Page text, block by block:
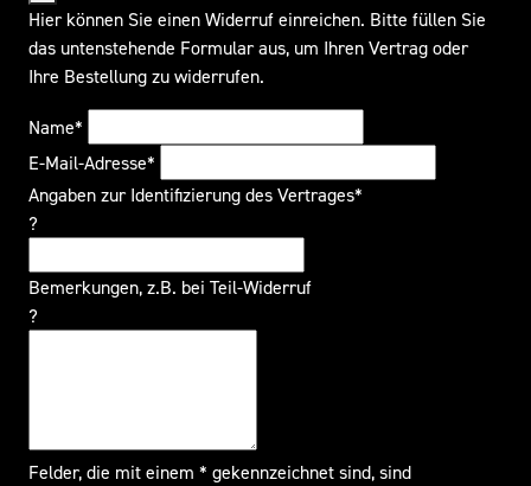
Hier können Sie einen Widerruf einreichen. Bitte füllen Sie
das untenstehende Formular aus, um Ihren Vertrag oder
Ihre Bestellung zu widerrufen.
Name*
E-Mail-Adresse*
Angaben zur Identifizierung des Vertrages*
?
Bemerkungen, z.B. bei Teil-Widerruf
?
Felder, die mit einem * gekennzeichnet sind, sind